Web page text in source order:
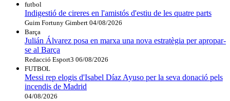
futbol
Indigestió de cireres en l'amistós d'estiu de les quatre parts
Guim Fortuny Gimbert 04/08/2026
Barça
Julián Álvarez posa en marxa una nova estratègia per apropar-
se al Barça
Redacció Esport3 06/08/2026
FUTBOL
Messi rep elogis d'Isabel Díaz Ayuso per la seva donació pels
incendis de Madrid
04/08/2026